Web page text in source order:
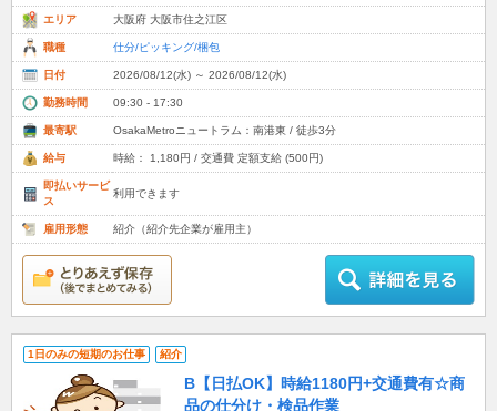
エリア 大阪府 大阪市住之江区
職種 仕分/ピッキング/梱包
日付 2026/08/12(水) ～ 2026/08/12(水)
勤務時間 09:30 - 17:30
最寄駅 OsakaMetroニュートラム：南港東 / 徒歩3分
給与 時給： 1,180円 / 交通費 定額支給 (500円)
即払いサービ
ス
利用できます
雇用形態 紹介（紹介先企業が雇用主）
1日のみの短期のお仕事 紹介
B【日払OK】時給1180円+交通費有☆商
品の仕分け・検品作業